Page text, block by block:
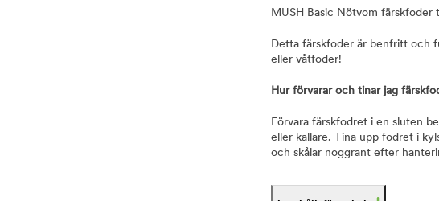
MUSH Basic Nötvom färskfoder
Detta färskfoder är benfritt och
eller våtfoder!
Hur förvarar och tinar jag
Förvara färskfodret i en sluten
eller kallare. Tina upp fodret i
och skålar noggrant efter